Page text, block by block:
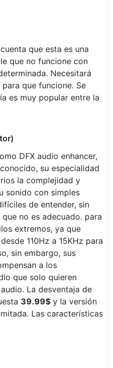
que esta es una
que no funcione con
Necesitará
que funcione. Se
es muy popular entre la
DFX audio enhancer,
su especialidad
la complejidad y
sonido con simples
de entender, sin
no es adecuado. para
extremos, ya que
110Hz a 15KHz para
sin embargo, sus
a los
que solo quieren
La desventaja de
39.99$ y la versión
Las características